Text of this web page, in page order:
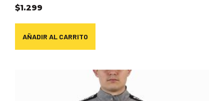
$1.299
AÑADIR AL CARRITO